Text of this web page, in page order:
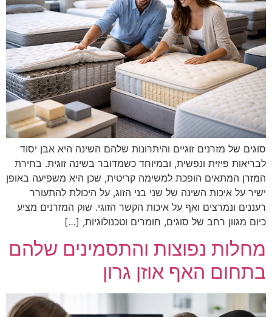
סוגים של מזרנים זוגיים והיתרונות שלהם השינה היא אבן יסוד
לבריאות פיזית ונפשית, ובמיוחד כשמדובר בשינה זוגית. בחירת
המזרן המתאים הופכת למשימה קריטית, שכן היא משפיעה באופן
ישיר על איכות השינה של שני בני הזוג, על היכולת להתעורר
רעננים ונמרצים ואף על איכות הקשר הזוגי. שוק המזרנים מציע
כיום מגוון רחב של סוגים, חומרים וטכנולוגיות, […]
מחלות נפוצות והתסמינים שלהם
בתחום האף אוזן גרון